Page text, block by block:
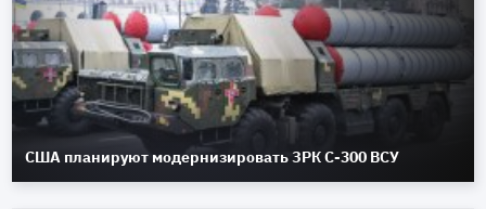
США планируют модернизировать ЗРК С-300 ВСУ